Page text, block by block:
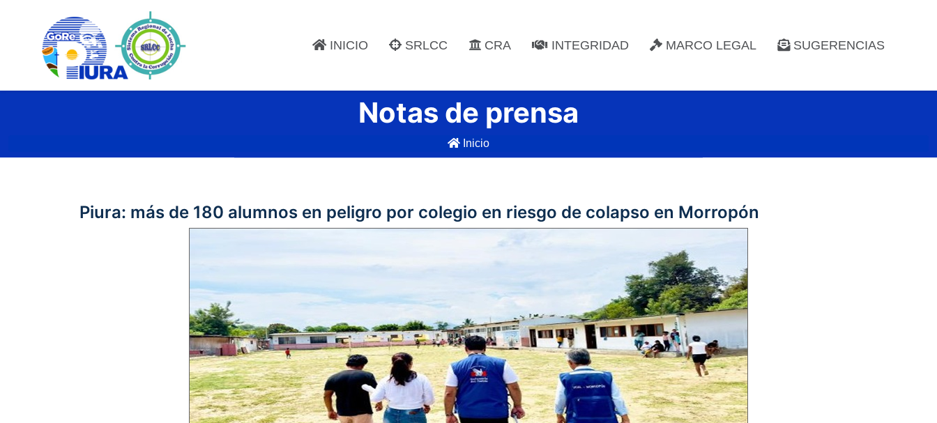
INICIO SRLCC CRA INTEGRIDAD MARCO LEGAL SUGERENCIAS
Notas de prensa
Inicio
Piura: más de 180 alumnos en peligro por colegio en riesgo de colapso en Morropón